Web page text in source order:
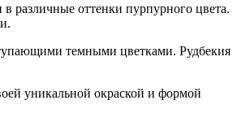
различные оттенки пурпурного цвета.
темными цветками. Рудбекия
уникальной окраской и формой